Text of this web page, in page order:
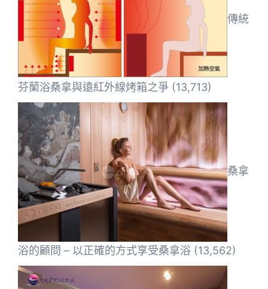
傳統
芬蘭浴桑拿與遠紅外線烤箱之爭 (13,713)
桑拿
浴的顧問 – 以正確的方式享受桑拿浴 (13,562)